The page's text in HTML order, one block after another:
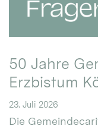
50 Jahre
Erzbistum
23. Juli 2026
Die